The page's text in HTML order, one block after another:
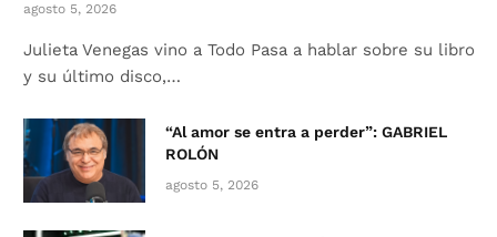
agosto 5, 2026
Julieta Venegas vino a Todo Pasa a hablar sobre su libro
y su último disco,…
“Al amor se entra a perder”: GABRIEL
ROLÓN
agosto 5, 2026